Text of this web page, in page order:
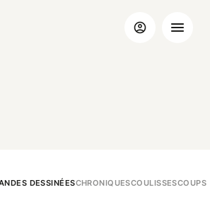
DESSINÉESCHRONIQUESCOULISSESCOUPS